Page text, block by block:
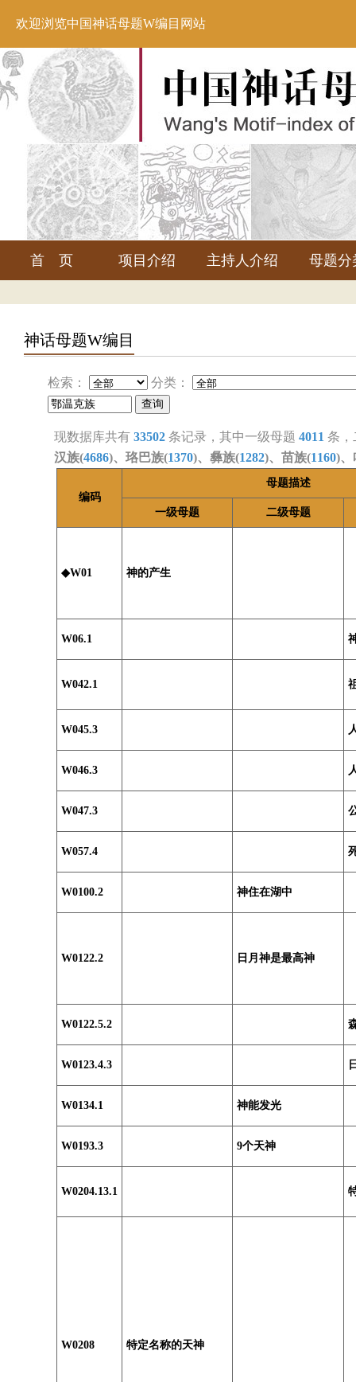
欢迎浏览中国神话母题W编目网站
首 页 项目介绍 主持人介绍 母题分
神话母题W编目
检索： 分类：
现数据库共有 33502 条记录，其中一级母题 4011 条
汉族(4686)、珞巴族(1370)、彝族(1282)、苗族(1160)、
编码
母题描述
一级母题 二级母题
◆W01 神的产生
W06.1
W042.1
W045.3
W046.3
W047.3
W057.4
W0100.2 神住在湖中
W0122.2 日月神是最高神
W0122.5.2
W0123.4.3
W0134.1 神能发光
W0193.3 9个天神
W0204.13.1
W0208 特定名称的天神